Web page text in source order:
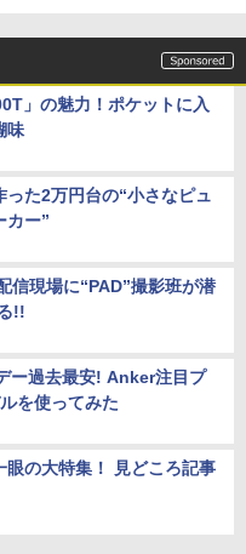
」の魅力！ポケットに入
味
った2万円台の“小さなピュ
カー”
信現場に“PAD”撮影班が潜
!!
ー過去最安! Anker注目プ
を使ってみた
眼の大特集！ 見どころ記事